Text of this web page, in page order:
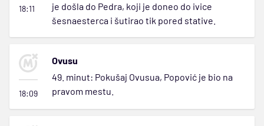
18:11
je došla do Pedra, koji je doneo do ivice
šesnaesterca i šutirao tik pored stative.
18:09
Ovusu
49. minut: Pokušaj Ovusua, Popović je bio na
pravom mestu.